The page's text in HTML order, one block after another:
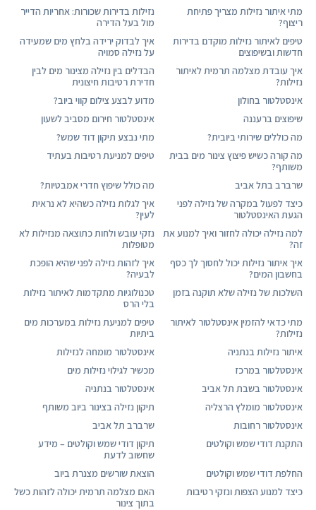
מתי איתור נזילות מצריך פתיחת
ריצוף?
נזילות בדירות שכורות: אחריות הדייר
מול בעל הדירה
טיפים לאיתור נזילות מוקדם בדירות
חדשות ובשיפוצים
איך לבדוק ירידה בלחץ מים שמעידה
על נזילה סמויה
איך עובדת מצלמה תרמית לאיתור
נזילות?
הבדלים בין נזילה מצינור מים לבין
חדירת רטיבות חיצונית
אינסטלטור בחולון
מדוע לבצע צילום קווי ביוב?
שיפוצים ברעננה
אינסטלטור חירום מסביב לשעון
מה כוללים שירותי ביובית?
מתי נבצע תיקון דוד שמש?
מה קורה כשיש פיצוץ צינור מים בבית
משותף?
טיפים למניעת רטיבות בעתיד
שרברב בתל אביב
מה כולל שיפוץ חדרי אמבטיות?
כיצד לפעול במקרה של נזילה לפני
הגעת האינסטלטור
איך לגלות נזילה כשהיא לא נראית
לעין?
למה נזילה יכולה לחזור ואיך למנוע את
זה?
נזקי עובש ולחות כתוצאה מנזילות לא
מטופלות
איך איתור נזילות יכול לחסוך לך כסף
בחשבון המים?
איך לזהות נזילה לפני שהיא הופכת
לבעיה?
השלכות של נזילה שלא תוקנה בזמן
טכנולוגיות מתקדמות לאיתור נזילות
בלי הרס
מתי כדאי להזמין אינסטלטור לאיתור
נזילות?
טיפים למניעת נזילות במערכות מים
ביתיות
איתור נזילות בנתניה
אינסטלטור מומחה לנזילות
אינסטלטור במרכז
מכשיר לגילוי נזילות מים
אינסטלטור בשבת תל אביב
אינסטלטור בנתניה
אינסטלטור מומלץ הרצליה
תיקון נזילה בצינור ביוב משותף
אינסטלטור רחובות
שרברב תל אביב
התקנת דודי שמש וקולטים
תיקון דודי שמש וקולטים – מידע
שחשוב לדעת
החלפת דודי שמש וקולטים
הוצאת שורשים מצנרת ביוב
כיצד למנוע הצפות ונזקי רטיבות
האם מצלמה תרמית יכולה לזהות כשל
בתוך צינור